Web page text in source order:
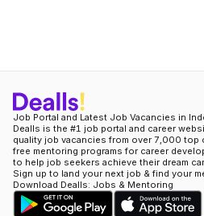
Job Portal and Latest Job Vacancies in
Dealls is the #1 job portal and career
quality job vacancies from over 7,000 top
free mentoring programs for career
to help job seekers achieve their dream
Sign up to land your next job & find your
Download Dealls: Jobs & Mentoring